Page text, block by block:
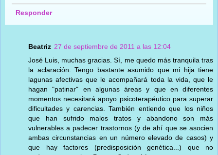
Responder
Beatriz 27 de septiembre de 2011 a las 12:04
José Luis, muchas gracias. Sí, me quedo más tranquila tras
la aclaración. Tengo bastante asumido que mi hija tiene
lagunas afectivas que le acompañará toda la vida, que le
hagan "patinar" en algunas áreas y que en diferentes
momentos necesitará apoyo psicoterapéutico para superar
dificultades y carencias. También entiendo que los niños
que han sufrido malos tratos y abandono son más
vulnerables a padecer trastornos (y de ahí que se asocien
ambas circunstancias en un número elevado de casos) y
que hay factores (predisposición genética...) que no